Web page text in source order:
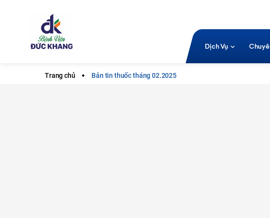
Trang chủ Bản tin thuốc tháng 02.2025
Dịch Vụ